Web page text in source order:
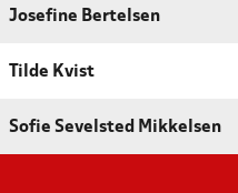
Josefine Bertelsen
Tilde Kvist
Sofie Sevelsted Mikkelsen